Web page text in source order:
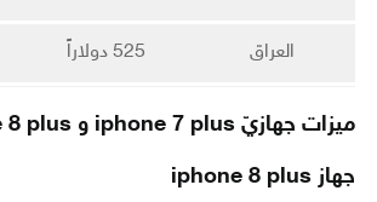
العراق 525 دولاراً
ميزات جهازيّ iphone 7 plus و iphone 8 plus
جهاز iphone 8 plus